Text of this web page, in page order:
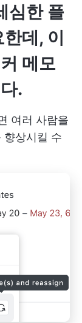
심한 플
데, 이
메모
.
여러 사람을
향상시킬 수